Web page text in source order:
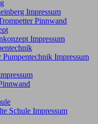
Impressum
Pinnwand
Impressum
Impressum
Schule Impressum